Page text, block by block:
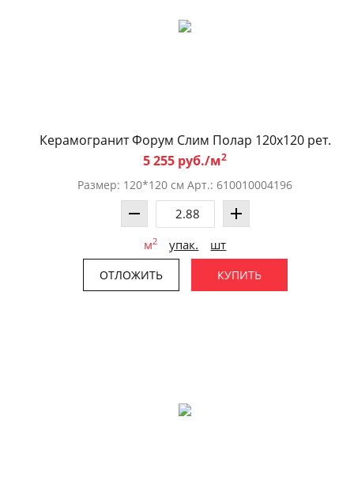
Керамогранит Форум Слим Полар 120x120 рет.
5 255 руб./м2
Размер: 120*120 см Арт.: 610010004196
м2 упак. шт
ОТЛОЖИТЬ КУПИТЬ